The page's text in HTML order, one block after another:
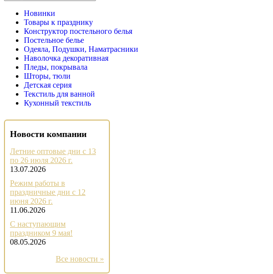
Новинки
Товары к празднику
Конструктор постельного белья
Постельное белье
Одеяла, Подушки, Наматрасники
Наволочка декоративная
Пледы, покрывала
Шторы, тюли
Детская серия
Текстиль для ванной
Кухонный текстиль
Новости компании
Летние оптовые дни с 13
по 26 июля 2026 г.
13.07.2026
Режим работы в
праздничные дни с 12
июня 2026 г.
11.06.2026
С наступающим
праздником 9 мая!
08.05.2026
Все новости »